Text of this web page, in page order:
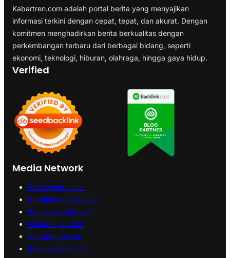
Kabartren.com adalah portal berita yang menyajikan
informasi terkini dengan cepat, tepat, dan akurat. Dengan
komitmen menghadirkan berita berkualitas dengan
perkembangan terbaru dari berbagai bidang, seperti
ekonomi, teknologi, hiburan, olahraga, hingga gaya hidup.
Verified
Media Network
Radarwaktu.com
Portaldemokrasi.com
Edukasiupdate.com
Nalarrakyat.com
Sabdaguru.com
Indonesiavox.com